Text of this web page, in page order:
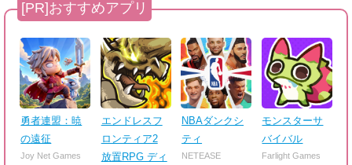
勇者連盟：暁
の遠征
Joy Net Games
エンドレスフ
ロンティア2
放置RPG ディ
NBAダンクシ
ティ
NETEASE
モンスターサ
バイバル
Farlight Games